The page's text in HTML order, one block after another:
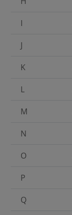
I
J
K
L
M
N
O
P
Q